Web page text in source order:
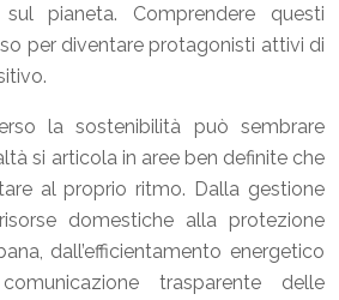
pianeta. Comprendere questi
per diventare protagonisti attivi di
la sostenibilità può sembrare
si articola in aree ben definite che
al proprio ritmo. Dalla gestione
domestiche alla protezione
dall’efficientamento energetico
trasparente delle